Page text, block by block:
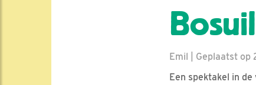
Emil | Geplaatst op
Een spektakel in